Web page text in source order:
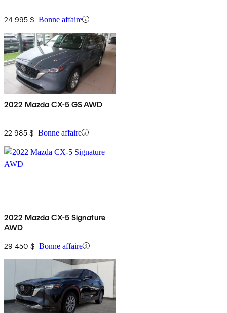
24 995 $ Bonne affaire
2022 Mazda CX-5 GS AWD
22 985 $ Bonne affaire
2022 Mazda CX-5 Signature
AWD
29 450 $ Bonne affaire